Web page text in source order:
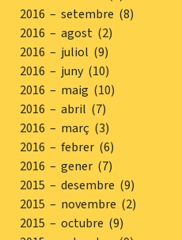
2016 – setembre (8)
2016 – agost (2)
2016 – juliol (9)
2016 – juny (10)
2016 – maig (10)
2016 – abril (7)
2016 – març (3)
2016 – febrer (6)
2016 – gener (7)
2015 – desembre (9)
2015 – novembre (2)
2015 – octubre (9)